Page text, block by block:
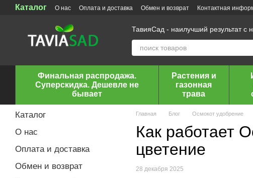
Перейти к основному контенту
Каталог О нас Оплата и доставка Обмен и возврат Контактная
ТавияСад - наилучший результат
Финальная распродажа.
Суперскидка. Дешевле не
бывает
Растения и
газонная
трава
Главная Блог Осмокот удобрение
Как работает
цветение
28 декабря 2025
Каталог
О нас
Оплата и доставка
Обмен и возврат